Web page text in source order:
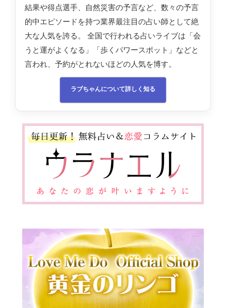
結果や得点選手、自然災害の予言など、数々の予言
的中エピソードを持つ業界最注目の占い師として絶
大な人気を誇る。 全国で行われる占いライブは「会
うと運がよくなる」「歩くパワースポット」などと
言われ、予約がとれないほどの人気を博す。
ラブちゃんについて詳しく知る